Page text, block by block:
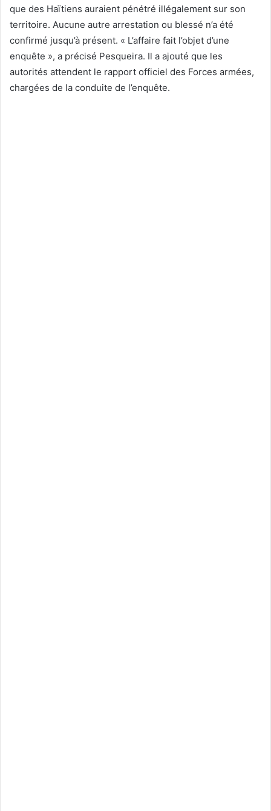
que des Haïtiens auraient pénétré illégalement sur son
territoire. Aucune autre arrestation ou blessé n’a été
confirmé jusqu’à présent. « L’affaire fait l’objet d’une
enquête », a précisé Pesqueira. Il a ajouté que les
autorités attendent le rapport officiel des Forces armées,
chargées de la conduite de l’enquête.